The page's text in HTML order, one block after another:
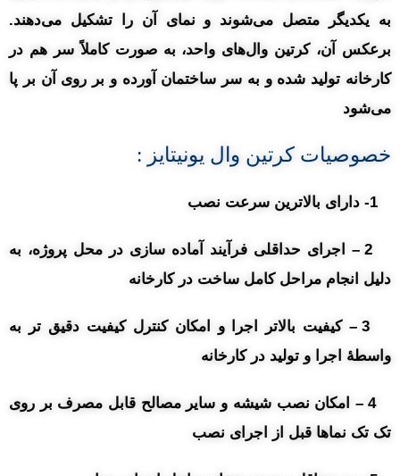
به یکدیگر متصل می‌شوند و نمای آن را تشکیل می‌دهند.
برعکس آن، کرتین وال‌های واحد، به صورت کاملاً سر هم در
کارخانه تولید شده و به سر ساختمان آورده و بر روی آن بر پا
می‌شود
خصوصیات کرتین وال یونیتایز :
2 – اجرای حداقلی فرآیند آماده سازی در محل پروژه، به
دلیل انجام مراحل کامل ساخت در کارخانه
3 – کیفیت بالاتر اجرا و امکان کنترل کیفیت دقیق تر به
واسطۀ اجرا و تولید در کارخانه
4 – امکان نصب شیشه و سایر مصالح قابل مصرف بر روی
تک تک نماها قبل از اجرای نصب